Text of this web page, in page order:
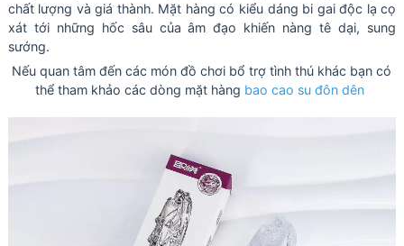
chất lượng và giá thành. Mặt hàng có kiểu dáng bi gai độc lạ cọ
xát tới những hốc sâu của âm đạo khiến nàng tê dại, sung
sướng.
Nếu quan tâm đến các món đồ chơi bổ trợ tình thú khác bạn có
thể tham khảo các dòng mặt hàng bao cao su đôn dên